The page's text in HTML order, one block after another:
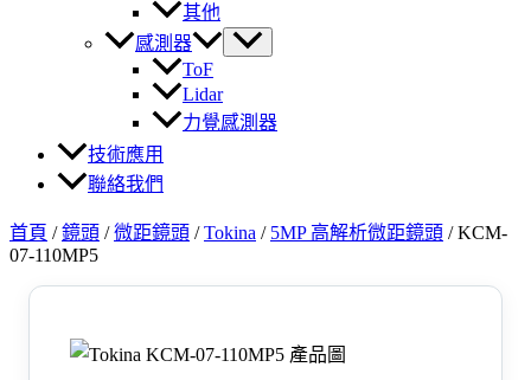
其他
感測器
ToF
Lidar
力覺感測器
技術應用
聯絡我們
首頁 /鏡頭 /微距鏡頭 /Tokina / 5MP 高解析微距鏡頭 /KCM-
07-110MP5